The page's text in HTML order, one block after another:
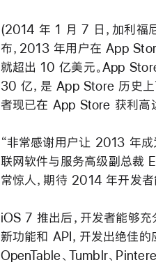
(2014 年 1 月 7 日，加利
布，2013 年用户在 App
就超出 10 亿美元。App
30 亿，是 App Store 历史
者现已在 App Store 获利高
“非常感谢用户让 2013 年
联网软件与服务高级副总裁
常惊人，期待 2014 年开发
iOS 7 推出后，开发者能够
新功能和 API，开发出绝佳的
OpenTable、Tumblr、